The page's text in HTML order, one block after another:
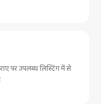
पर उपलब्ध लिस्टिंग में से